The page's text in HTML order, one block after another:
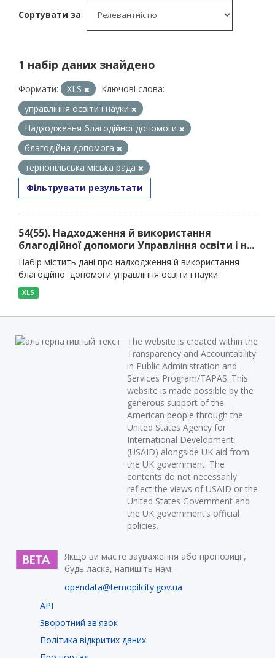
Сортувати за
1 набір даних знайдено
Формати: XLS
Ключові слова:
управління освіти і науки
Надходження благодійної допомоги
благодійна допомога
тернопільська міська рада
Фільтрувати результати
54(55). Надходження й використання
благодійної допомоги Управління освіти і н...
Набір містить дані про надходження й використання
благодійної допомоги управління освіти і науки
XLS
The website is created within the
Transparency and Accountability
in Public Administration and
Services Program/TAPAS. This
website is made possible by the
generous support of the
American people through the
United States Agency for
International Development
(USAID) alongside UK aid from
the UK government. The
contents do not necessarily
reflect the views of USAID or the
United States Government and
the UK government’s official
policies.
Якщо ви маєте зауваження або пропозиції,
будь ласка, напишіть нам:
opendata@ternopilcity.gov.ua
API
Зворотний зв'язок
Політика відкритих даних